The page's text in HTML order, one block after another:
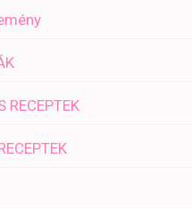
RECEPTEK